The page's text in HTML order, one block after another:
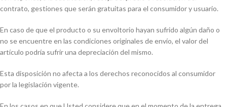
contrato, gestiones que serán gratuitas para el consumidor y usuario.
En caso de que el producto o su envoltorio hayan sufrido algún daño o
no se encuentre en las condiciones originales de envío, el valor del
artículo podría sufrir una depreciación del mismo.
Esta disposición no afecta a los derechos reconocidos al consumidor
por la legislación vigente.